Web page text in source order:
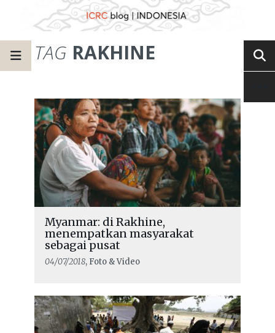
TAG RAKHINE
Myanmar: di Rakhine,
menempatkan masyarakat
sebagai pusat
04/07/2018, Foto & Video